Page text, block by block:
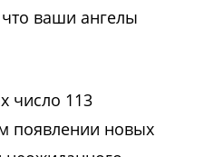
ваши ангелы
число 113
появлении новых